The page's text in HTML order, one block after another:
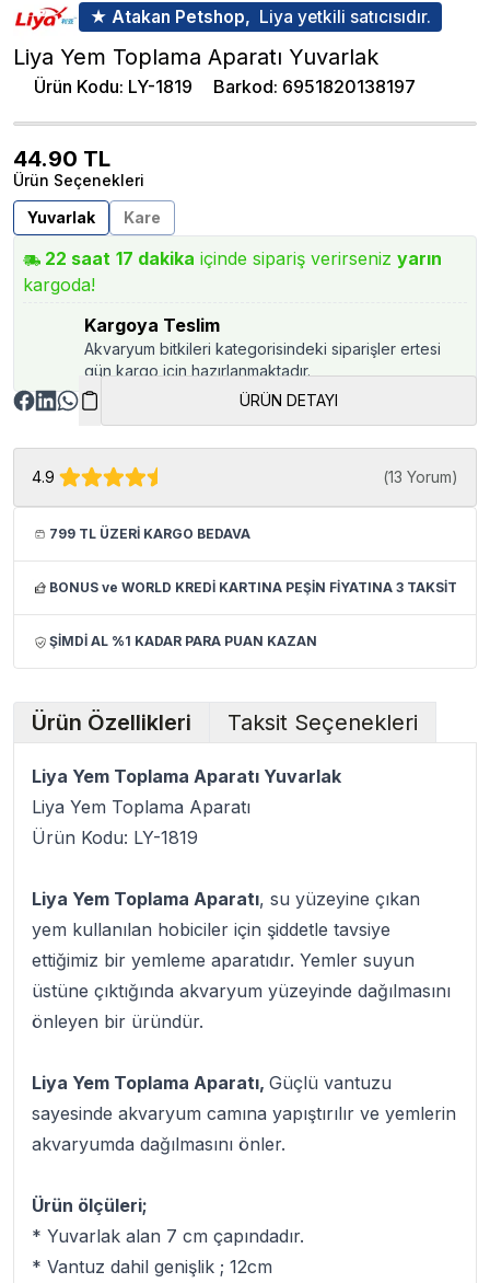
★ Atakan Petshop, Liya yetkili satıcısıdır.
Liya Yem Toplama Aparatı Yuvarlak
Ürün Kodu: LY-1819 Barkod: 6951820138197
44.90 TL
Ürün Seçenekleri
Yuvarlak
Kare
22 saat 17 dakika içinde sipariş verirseniz yarın
kargoda!
Kargoya Teslim
Akvaryum bitkileri kategorisindeki siparişler ertesi
gün kargo için hazırlanmaktadır.
ÜRÜN DETAYI
4.9 (13 Yorum)
799 TL ÜZERİ KARGO BEDAVA
BONUS ve WORLD KREDİ KARTINA PEŞİN FİYATINA 3 TAKSİT
ŞİMDİ AL %1 KADAR PARA PUAN KAZAN
Ürün Özellikleri Taksit Seçenekleri
Liya Yem Toplama Aparatı Yuvarlak
Liya Yem Toplama Aparatı
Ürün Kodu: LY-1819
Liya Yem Toplama Aparatı, su yüzeyine çıkan
yem kullanılan hobiciler için şiddetle tavsiye
ettiğimiz bir yemleme aparatıdır. Yemler suyun
üstüne çıktığında akvaryum yüzeyinde dağılmasını
önleyen bir üründür.
Liya Yem Toplama Aparatı, Güçlü vantuzu
sayesinde akvaryum camına yapıştırılır ve yemlerin
akvaryumda dağılmasını önler.
Ürün ölçüleri;
* Yuvarlak alan 7 cm çapındadır.
* Vantuz dahil genişlik ; 12cm